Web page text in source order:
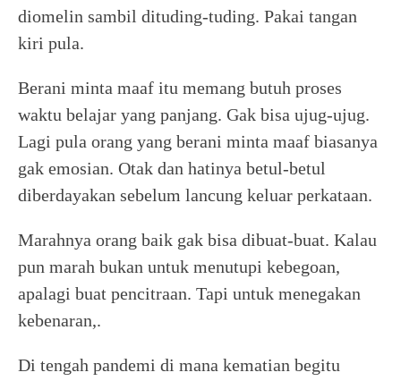
diomelin sambil dituding-tuding. Pakai tangan
kiri pula.
Berani minta maaf itu memang butuh proses
waktu belajar yang panjang. Gak bisa ujug-ujug.
Lagi pula orang yang berani minta maaf biasanya
gak emosian. Otak dan hatinya betul-betul
diberdayakan sebelum lancung keluar perkataan.
Marahnya orang baik gak bisa dibuat-buat. Kalau
pun marah bukan untuk menutupi kebegoan,
apalagi buat pencitraan. Tapi untuk menegakan
kebenaran,.
Di tengah pandemi di mana kematian begitu